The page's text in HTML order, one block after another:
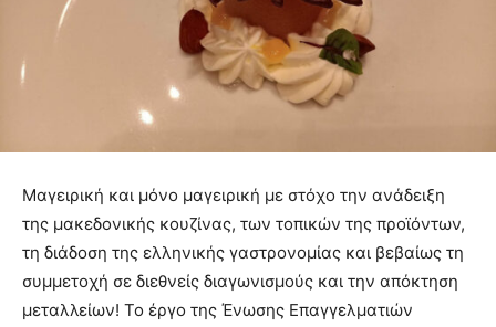
Μαγειρική και μόνο μαγειρική με στόχο την ανάδειξη
της μακεδονικής κουζίνας, των τοπικών της προϊόντων,
τη διάδοση της ελληνικής γαστρονομίας και βεβαίως τη
συμμετοχή σε διεθνείς διαγωνισμούς και την απόκτηση
μεταλλείων! Το έργο της Ένωσης Επαγγελματιών